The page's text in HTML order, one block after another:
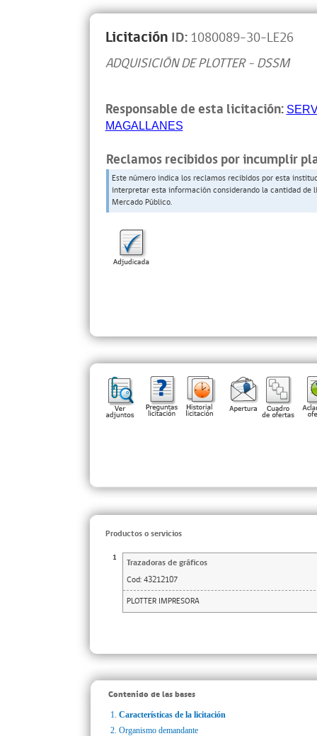
Licitación ID:1080089-30-LE26
ADQUISICIÓN DE PLOTTER – DSSM
Responsable de esta licitación:
MAGALLANES
Reclamos recibidos por incumplir
Este número indica los reclamos recibidos por esta
interpretar esta información considerando la cantidad
Mercado Público.
Productos o servicios
1
Trazadoras de gráficos
Cod: 43212107
PLOTTER IMPRESORA
Contenido de las bases
1. Características de la licitación
2. Organismo demandante